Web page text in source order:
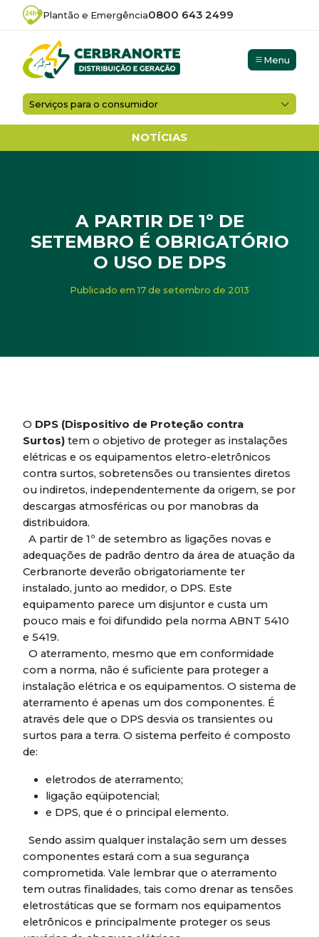
Plantão e Emergência0800 643 2499
Menu
Serviços para o consumidor
NOTÍCIAS
A PARTIR DE 1º DE
SETEMBRO É OBRIGATÓRIO
O USO DE DPS
Noticias / A PARTIR DE 1º DE SETEMBRO É
Publicado em 17 de setembro de 2013
O DPS (Dispositivo de Proteção contra
Surtos) tem o objetivo de proteger as instalações
elétricas e os equipamentos eletro-eletrônicos
contra surtos, sobretensões ou transientes diretos
ou indiretos, independentemente da origem, se por
descargas atmosféricas ou por manobras da
distribuidora.
A partir de 1º de setembro as ligações novas e
adequações de padrão dentro da área de atuação da
Cerbranorte deverão obrigatoriamente ter
instalado, junto ao medidor, o DPS. Este
equipamento parece um disjuntor e custa um
pouco mais e foi difundido pela norma ABNT 5410
e 5419.
O aterramento, mesmo que em conformidade
com a norma, não é suficiente para proteger a
instalação elétrica e os equipamentos. O sistema de
aterramento é apenas um dos componentes. É
através dele que o DPS desvia os transientes ou
surtos para a terra. O sistema perfeito é composto
de:
eletrodos de aterramento;
ligação eqüipotencial;
e DPS, que é o principal elemento.
Sendo assim qualquer instalação sem um desses
componentes estará com a sua segurança
comprometida. Vale lembrar que o aterramento
tem outras finalidades, tais como drenar as tensões
eletrostáticas que se formam nos equipamentos
eletrônicos e principalmente proteger os seus